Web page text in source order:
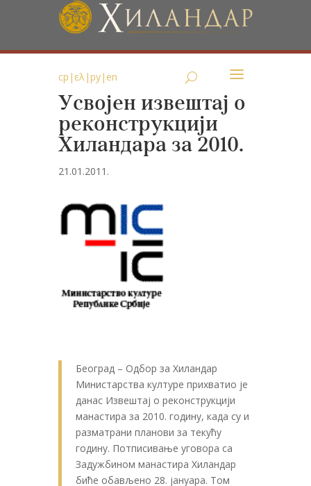
ср | ελ|ру| en
Усвојен извештај о
реконструкцији
Хиландара за 2010.
21.01.2011.
Београд – Одбор за Хиландар
Министарства културе прихватио jе
данас Извештаj о реконструкциjи
манастира за 2010. годину, када су и
разматрани планови за текућу
годину. Потписивање уговора са
Задужбином манастира Хиландар
биће обављено 28. jануара. Том